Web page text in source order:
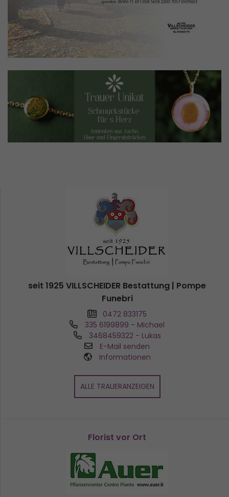
seit 1925 VILLSCHEIDER Bestattung | Pompe
Funebri
0472 833175
335 6199899 - Michael
3468459322 - Lukas
E-Mail senden
Informationen
ALLE TRAUERANZEIGEN
Florist vor Ort